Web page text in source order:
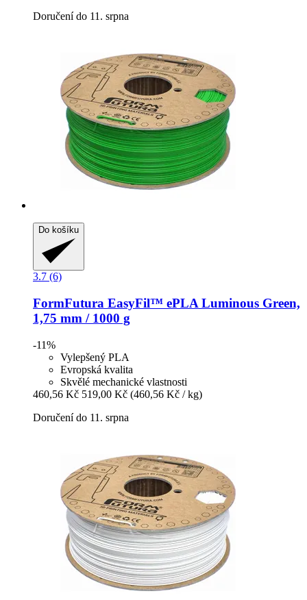
Doručení do 11. srpna
Do košíku
3.7 (6)
FormFutura EasyFil™ ePLA Luminous Green,
1,75 mm / 1000 g
-11%
Vylepšený PLA
Evropská kvalita
Skvělé mechanické vlastnosti
460,56 Kč 519,00 Kč (460,56 Kč / kg)
Doručení do 11. srpna